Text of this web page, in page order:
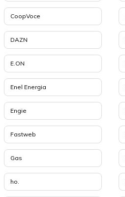
CoopVoce
DAZN
E.ON
Enel Energia
Engie
Fastweb
Gas
ho.